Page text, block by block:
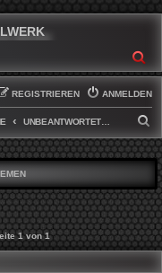
ANMELDEN
REGISTRIEREN
U
C
H
E
1von1